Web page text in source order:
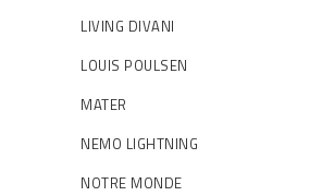
LIVING DIVANI
LOUIS POULSEN
MATER
NEMO LIGHTNING
NOTRE MONDE